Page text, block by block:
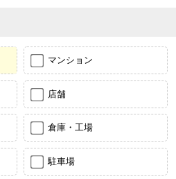
マンション
店舗
倉庫・工場
駐車場